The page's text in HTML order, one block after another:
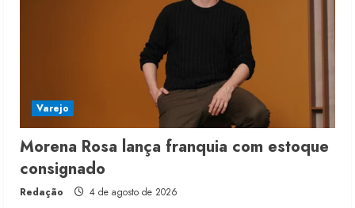
Varejo
Morena Rosa lança franquia com estoque
consignado
Redação 4 de agosto de 2026